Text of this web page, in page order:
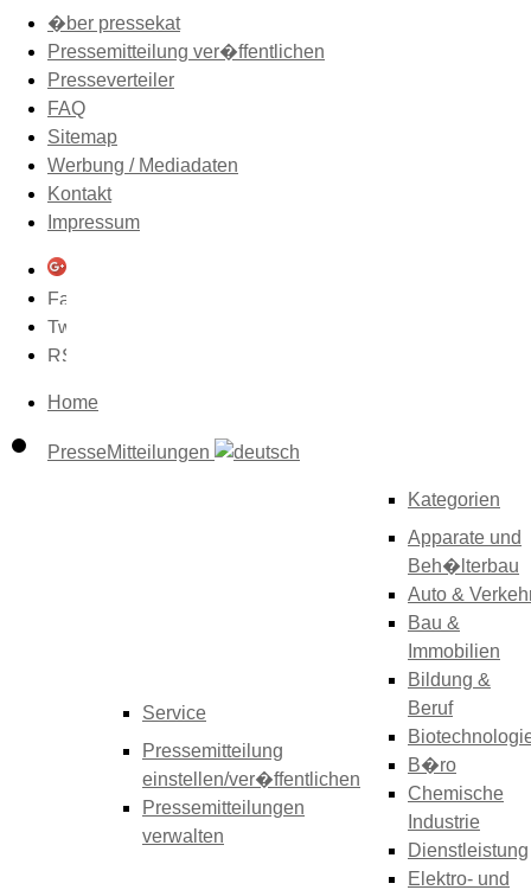
�ber pressekat
Pressemitteilung ver�ffentlichen
Presseverteiler
FAQ
Sitemap
Werbung / Mediadaten
Kontakt
Impressum
Home
PresseMitteilungen
Service
Pressemitteilung
einstellen/ver�ffentlichen
Pressemitteilungen
verwalten
Kategorien
Apparate und
Beh�lterbau
Auto &
Bau &
Immobilien
Bildung &
Beruf
B�ro
Chemische
Industrie
Dienstleistung
Elektro- und